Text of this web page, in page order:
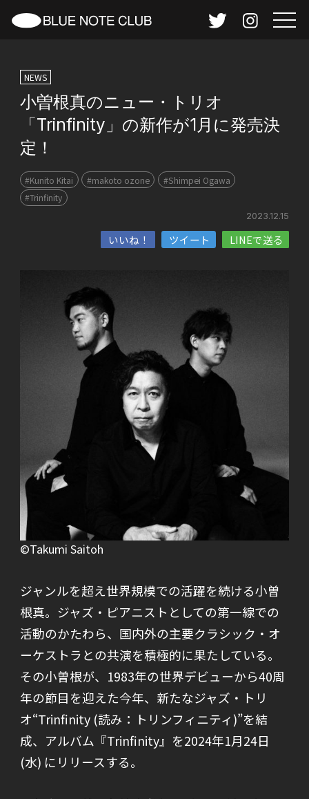
NEWS
小曽根真のニュー・トリオ
「Trinfinity」の新作が1月に発売決
定！
#Kunito Kitai #makoto ozone
#Shimpei Ogawa
#Trinfinity
2023.12.15
いいね！ ツイート LINEで送る
©Takumi Saitoh
ジャンルを超え世界規模での活躍を続ける小曽
根真。ジャズ・ピアニストとしての第一線での
活動のかたわら、国内外の主要クラシック・オ
ーケストラとの共演を積極的に果たしている。
その小曽根が、1983年の世界デビューから40周
年の節目を迎えた今年、新たなジャズ・トリ
オ“Trinfinity (読み：トリンフィニティ)”を結
成、アルバム『Trinfinity』を2024年1月24日
(水) にリリースする。